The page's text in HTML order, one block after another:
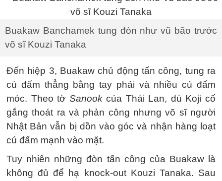
Buakaw Banchamek tung đòn như vũ bão trước
võ sĩ Kouzi Tanaka
Đến hiệp 3, Buakaw chủ động tấn công, tung ra
cú đấm thẳng bằng tay phải và nhiều cú đấm
móc. Theo tờ Sanookcủa Thái Lan, dù Koji cố
gắng thoát ra và phản công nhưng võ sĩ người
Nhật Bản vẫn bị dồn vào góc và nhận hàng loạt
cú đấm mạnh vào mặt.
Tuy nhiên những đòn tấn công của Buakaw là
không đủ để hạ knock-out Kouzi Tanaka. Sau